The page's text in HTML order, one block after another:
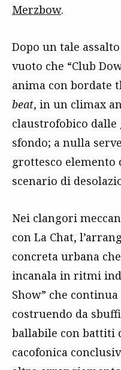
Merzbow.
Dopo un tale
vuoto che “Club
anima con bordate
beat, in un climax
claustrofobico
sfondo; a nulla
grottesco
scenario di
Nei clangori
con La Chat,
concreta urbana
incanala in ritmi
Show” che
costruendo da
ballabile con battiti
cacofonica